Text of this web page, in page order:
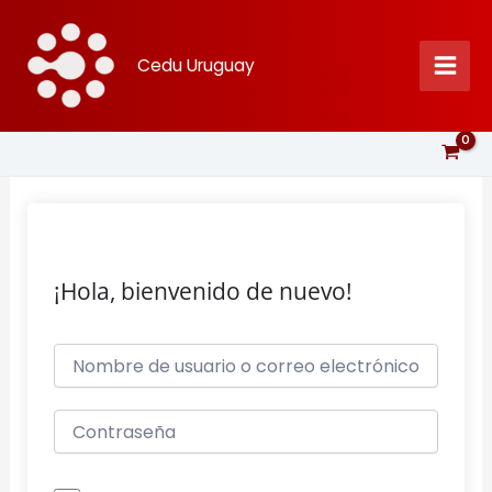
contenido
Cedu Uruguay
¡Hola, bienvenido de nuevo!